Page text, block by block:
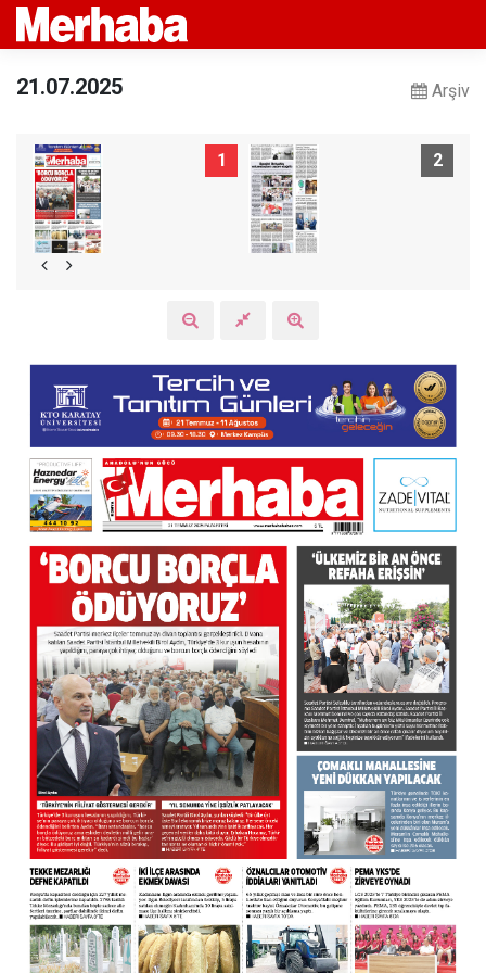
21.07.2025 Arşiv
1 2